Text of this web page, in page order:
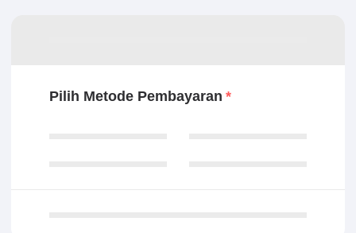
Pilih Metode Pembayaran